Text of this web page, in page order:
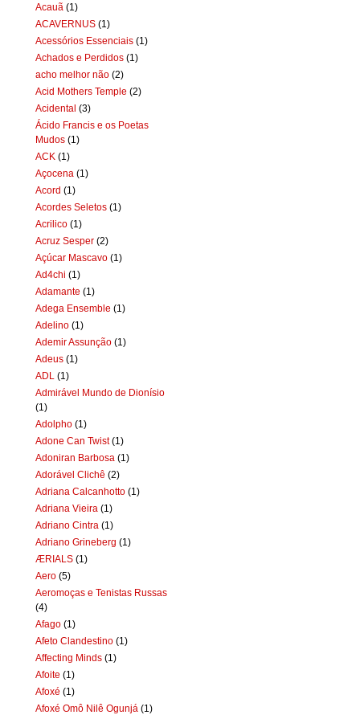
Acauã (1)
ACAVERNUS (1)
Acessórios Essenciais (1)
Achados e Perdidos (1)
acho melhor não (2)
Acid Mothers Temple (2)
Acidental (3)
Ácido Francis e os Poetas
Mudos (1)
ACK (1)
Açocena (1)
Acord (1)
Acordes Seletos (1)
Acrilico (1)
Acruz Sesper (2)
Açúcar Mascavo (1)
Ad4chi (1)
Adamante (1)
Adega Ensemble (1)
Adelino (1)
Ademir Assunção (1)
Adeus (1)
ADL (1)
Admirável Mundo de Dionísio
(1)
Adolpho (1)
Adone Can Twist (1)
Adoniran Barbosa (1)
Adorável Clichê (2)
Adriana Calcanhotto (1)
Adriana Vieira (1)
Adriano Cintra (1)
Adriano Grineberg (1)
ÆRIALS (1)
Aero (5)
Aeromoças e Tenistas Russas
(4)
Afago (1)
Afeto Clandestino (1)
Affecting Minds (1)
Afoite (1)
Afoxé (1)
Afoxé Omô Nilê Ogunjá (1)